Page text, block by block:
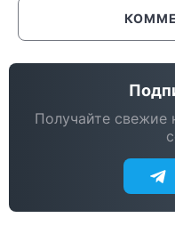
Получайте свежие